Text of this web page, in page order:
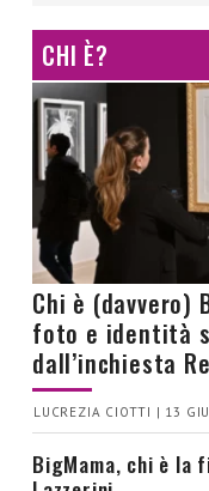
CHI È?
Chi è (davvero)
foto e identità
dall’inchiesta
LUCREZIA CIOTTI | 13
BigMama, chi è la